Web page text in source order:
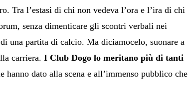
Tra l’estasi di chi non vedeva l’ora e l’ira di chi
senza dimenticare gli scontri verbali nei
una partita di calcio. Ma diciamocelo, suonare a
carriera.I Club Dogo lo meritano più di tanti
hanno dato alla scena e all’immenso pubblico che